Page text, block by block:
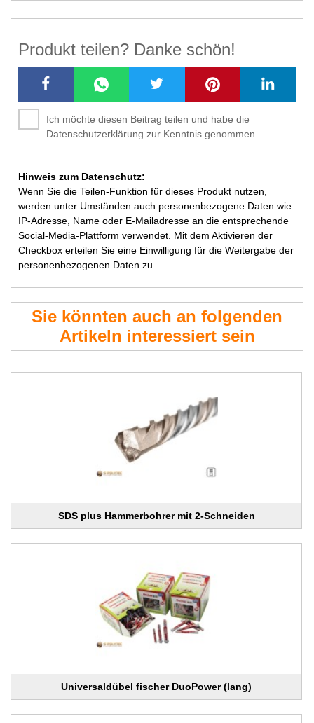
Produkt teilen? Danke schön!
Ich möchte diesen Beitrag teilen und habe die
Datenschutzerklärung zur Kenntnis genommen.
Hinweis zum Datenschutz:
Wenn Sie die Teilen-Funktion für dieses Produkt nutzen,
werden unter Umständen auch personenbezogene Daten wie
IP-Adresse, Name oder E-Mailadresse an die entsprechende
Social-Media-Plattform verwendet. Mit dem Aktivieren der
Checkbox erteilen Sie eine Einwilligung für die Weitergabe der
personenbezogenen Daten zu.
Sie könnten auch an folgenden
Artikeln interessiert sein
SDS plus Hammerbohrer mit 2-Schneiden
Universaldübel fischer DuoPower (lang)